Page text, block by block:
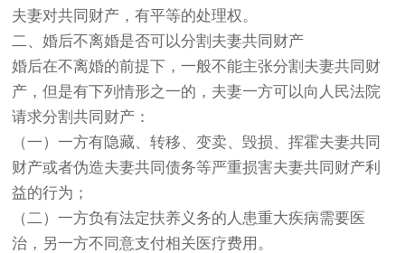
夫妻对共同财产，有平等的处理权。
二、婚后不离婚是否可以分割夫妻共同财产
婚后在不离婚的前提下，一般不能主张分割夫妻共同财
产，但是有下列情形之一的，夫妻一方可以向人民法院
请求分割共同财产：
（一）一方有隐藏、转移、变卖、毁损、挥霍夫妻共同
财产或者伪造夫妻共同债务等严重损害夫妻共同财产利
益的行为；
（二）一方负有法定扶养义务的人患重大疾病需要医
治，另一方不同意支付相关医疗费用。